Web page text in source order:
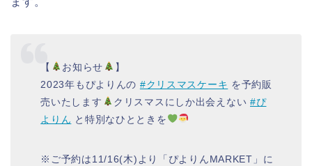
【 お知らせ
】
2023年もぴよりんの #クリスマスケーキ を予約販
売いたします
クリスマスにしか出会えない #ぴ
よりん と特別なひとときを
※ご予約は11/16(木)より「ぴよりんMARKET」に